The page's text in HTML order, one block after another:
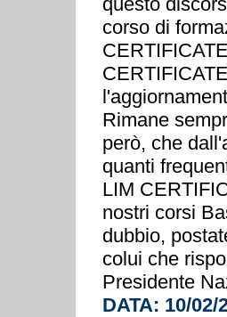
corso di
Rimane
però, che
quanti
LIM
nostri corsi
dubbio,
colui che
Presidente
DATA: 10/